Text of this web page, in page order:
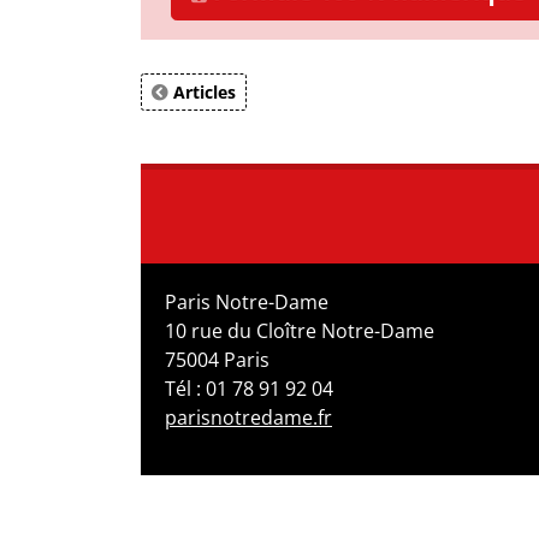
Articles
Paris Notre-Dame
10 rue du Cloître Notre-Dame
75004 Paris
Tél : 01 78 91 92 04
parisnotredame.fr